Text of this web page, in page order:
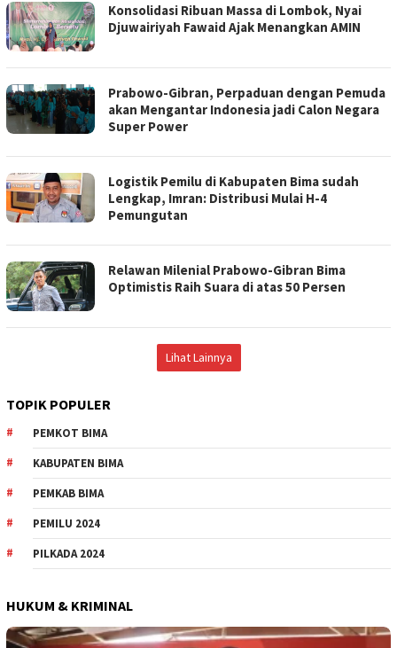
Konsolidasi Ribuan Massa di Lombok, Nyai
Djuwairiyah Fawaid Ajak Menangkan AMIN
Prabowo-Gibran, Perpaduan dengan Pemuda
akan Mengantar Indonesia jadi Calon Negara
Super Power
Logistik Pemilu di Kabupaten Bima sudah
Lengkap, Imran: Distribusi Mulai H-4
Pemungutan
Relawan Milenial Prabowo-Gibran Bima
Optimistis Raih Suara di atas 50 Persen
Lihat Lainnya
TOPIK POPULER
PEMKOT BIMA
KABUPATEN BIMA
PEMKAB BIMA
PEMILU 2024
PILKADA 2024
HUKUM & KRIMINAL